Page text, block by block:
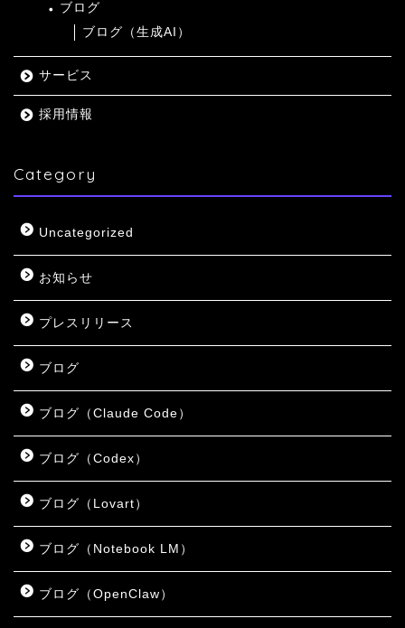
ブログ
ブログ（生成AI）
サービス
採用情報
Category
Uncategorized
お知らせ
プレスリリース
ブログ
ブログ（Claude Code）
ブログ（Codex）
ブログ（Lovart）
ブログ（Notebook LM）
ブログ（OpenClaw）